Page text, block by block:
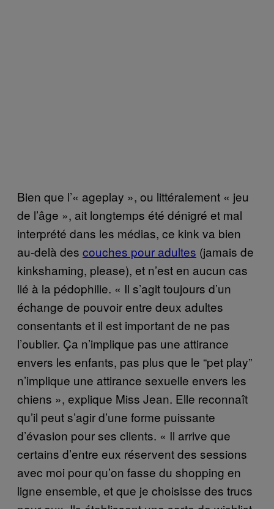
Bien que l’« ageplay », ou littéralement « jeu
de l’âge », ait longtemps été dénigré et mal
interprété dans les médias, ce kink va bien
au-delà des couches pour adultes (jamais de
kinkshaming, please), et n’est en aucun cas
lié à la pédophilie. « Il s’agit toujours d’un
échange de pouvoir entre deux adultes
consentants et il est important de ne pas
l’oublier. Ça n’implique pas une attirance
envers les enfants, pas plus que le “pet play”
n’implique une attirance sexuelle envers les
chiens », explique Miss Jean. Elle reconnaît
qu’il peut s’agir d’une forme puissante
d’évasion pour ses clients. « Il arrive que
certains d’entre eux réservent des sessions
avec moi pour qu’on fasse du shopping en
ligne ensemble, et que je choisisse des trucs